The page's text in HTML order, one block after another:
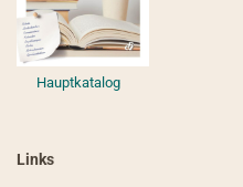
Hauptkatalog
Links